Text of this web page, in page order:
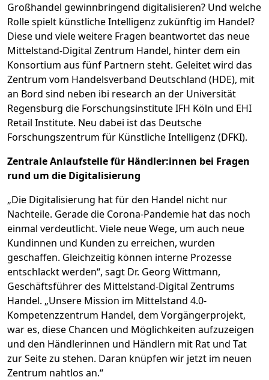
Großhandel gewinnbringend digitalisieren? Und welche
Rolle spielt künstliche Intelligenz zukünftig im Handel?
Diese und viele weitere Fragen beantwortet das neue
Mittelstand-Digital Zentrum Handel, hinter dem ein
Konsortium aus fünf Partnern steht. Geleitet wird das
Zentrum vom Handelsverband Deutschland (HDE), mit
an Bord sind neben ibi research an der Universität
Regensburg die Forschungsinstitute IFH Köln und EHI
Retail Institute. Neu dabei ist das Deutsche
Forschungszentrum für Künstliche Intelligenz (DFKI).
Zentrale Anlaufstelle für Händler:innen bei Fragen
rund um die Digitalisierung
„Die Digitalisierung hat für den Handel nicht nur
Nachteile. Gerade die Corona-Pandemie hat das noch
einmal verdeutlicht. Viele neue Wege, um auch neue
Kundinnen und Kunden zu erreichen, wurden
geschaffen. Gleichzeitig können interne Prozesse
entschlackt werden“, sagt Dr. Georg Wittmann,
Geschäftsführer des Mittelstand-Digital Zentrums
Handel. „Unsere Mission im Mittelstand 4.0-
Kompetenzzentrum Handel, dem Vorgängerprojekt,
war es, diese Chancen und Möglichkeiten aufzuzeigen
und den Händlerinnen und Händlern mit Rat und Tat
zur Seite zu stehen. Daran knüpfen wir jetzt im neuen
Zentrum nahtlos an.“